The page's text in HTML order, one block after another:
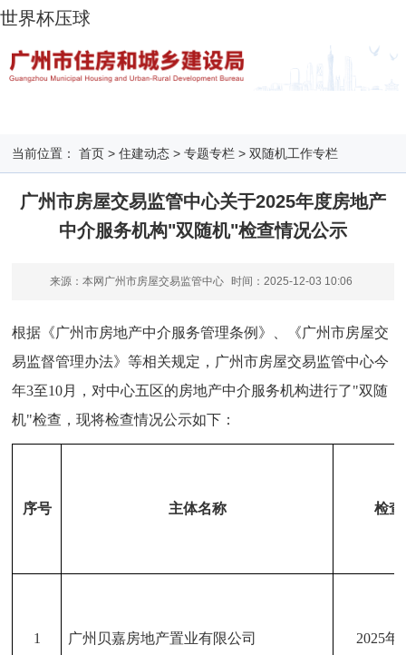
世界杯压球
当前位置： 首页 >住建动态 >专题专栏 >双随机工作专栏
广州市房屋交易监管中心关于2025年度房地产
中介服务机构"双随机"检查情况公示
来源：本网广州市房屋交易监管中心 时间： 2025-12-03 10:06
根据《广州市房地产中介服务管理条例》、《广州市房屋交
易监督管理办法》等相关规定，广州市房屋交易监管中心今
年3至10月，对中心五区的房地产中介服务机构进行了"双随
机"检查，现将检查情况公示如下：
序号 主体名称 检
1 广州贝嘉房地产置业有限公司 2025年